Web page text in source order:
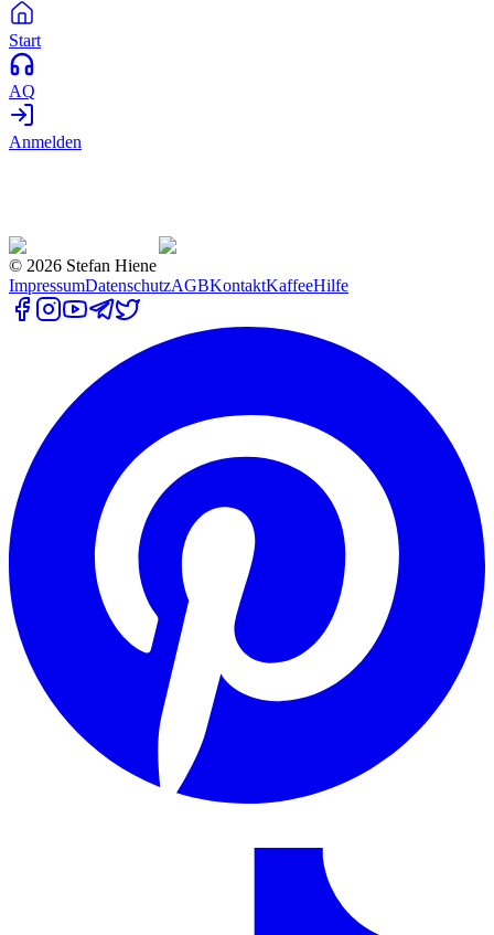
Start
AQ
Anmelden
© 2026 Stefan Hiene
ImpressumDatenschutzAGBKontaktKaffeeHilfe